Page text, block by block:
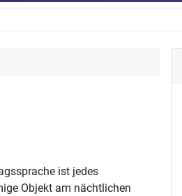
ist jedes
Objekt am nächtlichen